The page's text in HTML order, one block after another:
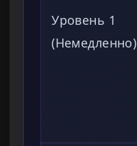
Уровень 1
(Немедленно)